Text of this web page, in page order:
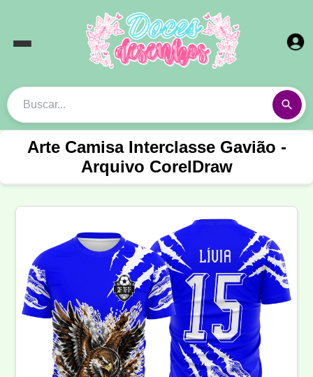
Arte Camisa Interclasse Gavião -
Arquivo CorelDraw